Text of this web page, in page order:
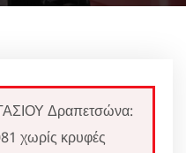
Δραπετσώνα:
χωρίς κρυφές